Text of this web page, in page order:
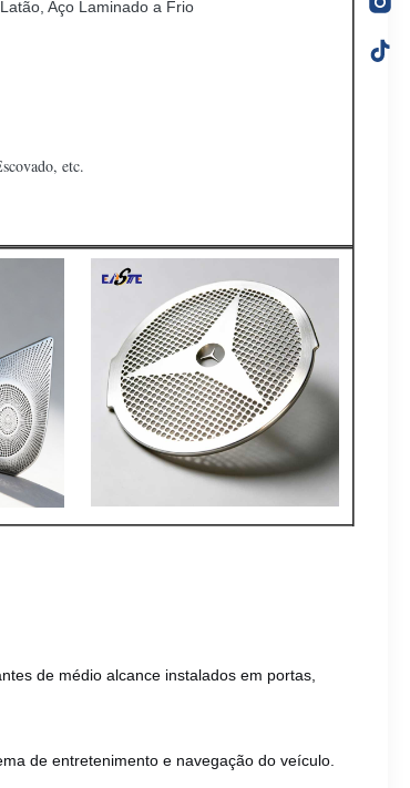
Aço Laminado a Frio
etc.
de médio alcance instalados em portas,
de entretenimento e navegação do veículo.